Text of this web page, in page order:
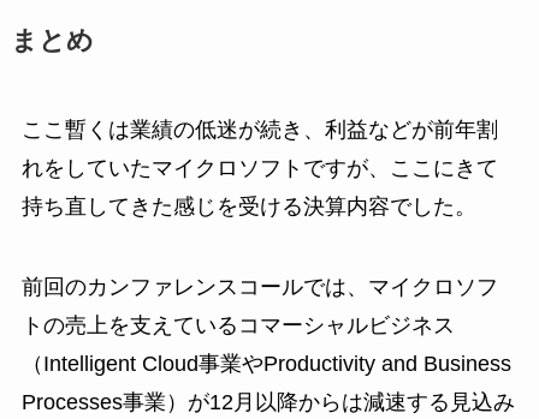
まとめ
ここ暫くは業績の低迷が続き、利益などが前年割
れをしていたマイクロソフトですが、ここにきて
持ち直してきた感じを受ける決算内容でした。
前回のカンファレンスコールでは、マイクロソフ
トの売上を支えているコマーシャルビジネス
（Intelligent Cloud事業やProductivity and Business
Processes事業）が12月以降からは減速する見込み